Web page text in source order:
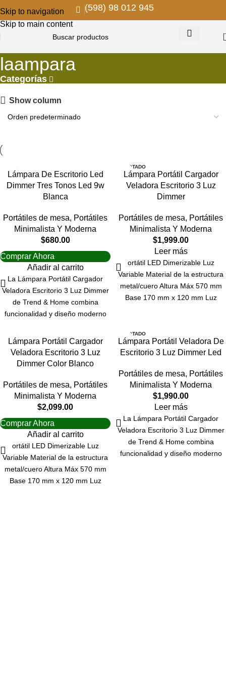
Skip to navigation
Skip to main content
(598) 98 012 945
laampara
Categorías
Show column
Lámpara De Escritorio Led
Dimmer Tres Tonos Led 9w
Blanca
Portátiles de mesa, Portátiles
Minimalista Y Moderna
$680.00
Comprar Ahora
Añadir al carrito
La Lámpara Portátil Cargador
Veladora Escritorio 3 Luz Dimmer
de Trend & Home combina
funcionalidad y diseño moderno
cualquier entorno. Con una altura
de 40 cm y un ancho de pantalla
de 33 cm, esta lámpara se adapta
mesas de noche o aplicaciones
decorativas. Su estructura está
elaborada en plástico y metal,
garantizando durabilidad y estilo.
AGOTADO
Lámpara Portátil Cargador
Veladora Escritorio 3 Luz
Dimmer
Portátiles de mesa, Portátiles
Minimalista Y Moderna
$1,999.00
Leer más
ortátil LED Dimerizable Luz
Variable Material de la estructura
metal/cuero Altura Máx 570 mm
Base 170 mm x 120 mm Luz
Lm 100/240V Carga Celular
Inalámbrico (consultar celulares
aptos para carga inalámbrica)
Lámpara Portátil Cargador
Veladora Escritorio 3 Luz
Dimmer Color Blanco
Portátiles de mesa, Portátiles
Minimalista Y Moderna
$2,099.00
Comprar Ahora
Añadir al carrito
ortátil LED Dimerizable Luz
Variable Material de la estructura
metal/cuero Altura Máx 570 mm
Base 170 mm x 120 mm Luz
AGOTADO
Lámpara Portátil Veladora De
Escritorio 3 Luz Dimmer Led
Portátiles de mesa, Portátiles
Minimalista Y Moderna
$1,990.00
Leer más
La Lámpara Portátil Cargador
Veladora Escritorio 3 Luz Dimmer
de Trend & Home combina
funcionalidad y diseño moderno